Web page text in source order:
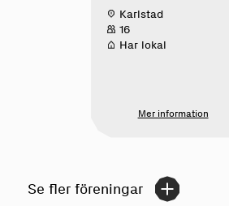
Karlstad
16
Har lokal
Mer information
Se fler föreningar